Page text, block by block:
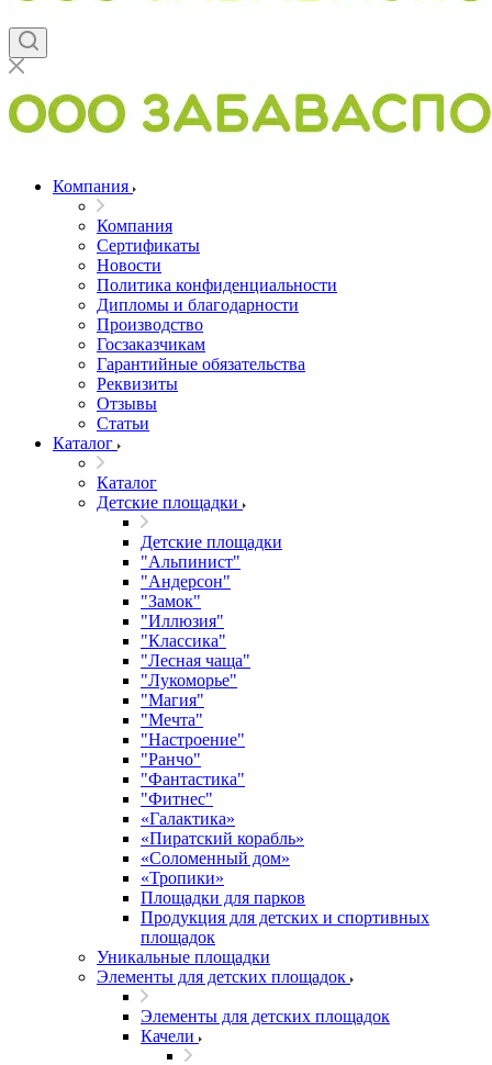
Компания
Компания
Сертификаты
Новости
Политика конфиденциальности
Дипломы и благодарности
Производство
Госзаказчикам
Гарантийные обязательства
Реквизиты
Отзывы
Статьи
Каталог
Каталог
Детские площадки
Детские площадки
"Альпинист"
"Андерсон"
"Замок"
"Иллюзия"
"Классика"
"Лесная чаща"
"Лукоморье"
"Магия"
"Мечта"
"Настроение"
"Ранчо"
"Фантастика"
"Фитнес"
«Галактика»
«Пиратский корабль»
«Соломенный дом»
«Тропики»
Площадки для парков
Продукция для детских и спортивных
площадок
Уникальные площадки
Элементы для детских площадок
Элементы для детских площадок
Качели